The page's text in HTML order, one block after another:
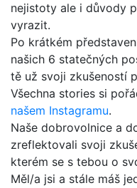
nejistoty ale i důvody
vyrazit.
Po krátkém
našich 6 statečných
tě už svoji zkušeností
Všechna stories si
našem Instagramu.
Naše dobrovolnice a
zreflektovali svoji
kterém se s tebou o
Měl/a jsi a stále máš